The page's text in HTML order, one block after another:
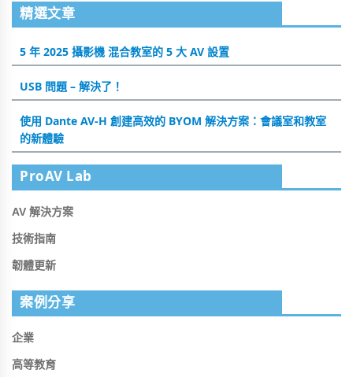
精選文章
5 年 2025 攝影機 混合教室的 5 大 AV 設置
USB 問題 – 解決了！
使用 Dante AV-H 創建高效的 BYOM 解決方案：會議室和教室
的新體驗
ProAV Lab
AV 解決方案
技術指南
韌體更新
案例分享
企業
高等教育